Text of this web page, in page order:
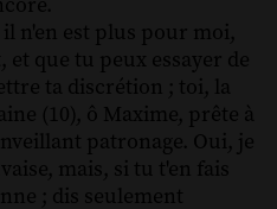
n'en est plus pour moi,
que tu peux essayer de
ta discrétion ; toi, la
(10), ô Maxime, prête à
patronage. Oui, je
mais, si tu t'en fais
; dis seulement